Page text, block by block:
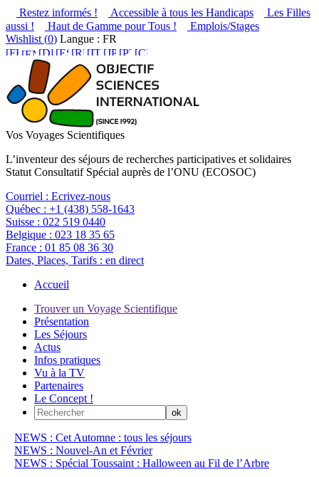
Restez informés ! Accessible à tous les Handicaps
Les Filles
aussi !
Haut de Gamme pour Tous !
Emplois/Stages
Wishlist (0) Langue : FR
Vos Voyages Scientifiques
L’inventeur des séjours de recherches participatives et solidaires
Statut Consultatif Spécial auprès de l’ONU (ECOSOC)
Courriel : Ecrivez-nous
Québec : +1 (438) 558-1643
Suisse : 022 519 0440
Belgique : 023 18 35 65
France : 01 85 08 36 30
Dates, Places, Tarifs : en direct
Accueil
Trouver un Voyage Scientifique
Présentation
Les Séjours
Actus
Infos pratiques
Vu à la TV
Partenaires
Le Concept !
NEWS : Cet Automne : tous les séjours
NEWS : Nouvel-An et Février
NEWS : Spécial Toussaint : Halloween au Fil de l’Arbre